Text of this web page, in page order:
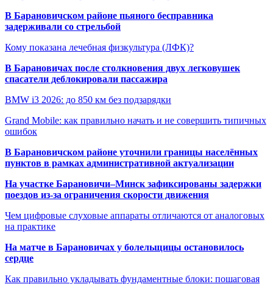
В Барановичском районе пьяного бесправника
задерживали со стрельбой
Кому показана лечебная физкультура (ЛФК)?
В Барановичах после столкновения двух легковушек
спасатели деблокировали пассажира
BMW i3 2026: до 850 км без подзарядки
Grand Mobile: как правильно начать и не совершить типичных
ошибок
В Барановичском районе уточнили границы населённых
пунктов в рамках административной актуализации
На участке Барановичи–Минск зафиксированы задержки
поездов из-за ограничения скорости движения
Чем цифровые слуховые аппараты отличаются от аналоговых
на практике
На матче в Барановичах у болельщицы остановилось
сердце
Как правильно укладывать фундаментные блоки: пошаговая